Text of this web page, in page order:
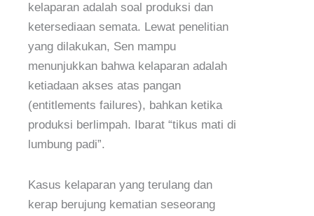
kelaparan adalah soal produksi dan
ketersediaan semata. Lewat penelitian
yang dilakukan, Sen mampu
menunjukkan bahwa kelaparan adalah
ketiadaan akses atas pangan
(entitlements failures), bahkan ketika
produksi berlimpah. Ibarat “tikus mati di
lumbung padi”.
Kasus kelaparan yang terulang dan
kerap berujung kematian seseorang